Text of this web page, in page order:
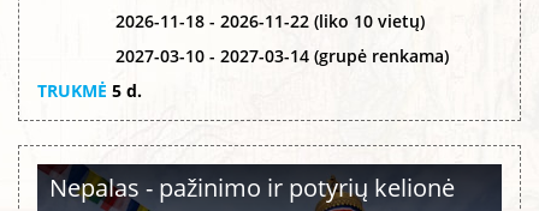
2026-11-18 - 2026-11-22 (liko 10 vietų)
2027-03-10 - 2027-03-14 (grupė renkama)
TRUKMĖ 5 d.
Nepalas - pažinimo ir potyrių kelionė